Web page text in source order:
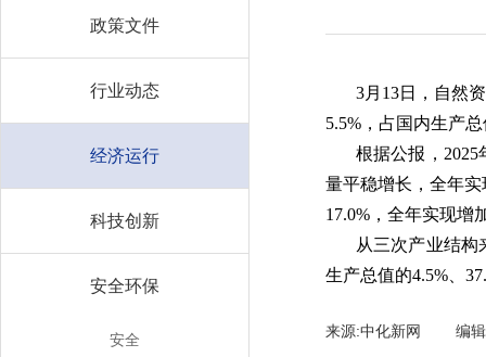
政策文件
行业动态
经济运行
科技创新
安全环保
安全
3月13日，自然
5.5%，占国内生产
根据公报，
量平稳增长，全年
17.0%，全年实现增
从三次产业结构
生产总值的4.5%、
来源:中化新网 编